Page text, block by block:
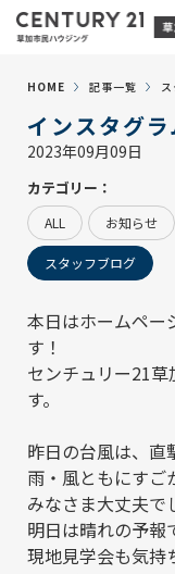
HOME 記事一覧
インスタグ
2023年09月09日
カテゴリー：
ALL お知らせ
スタッフブログ
本日はホームペー
す！
センチュリー21
す。
昨日の台風は、直
雨・風ともにすご
みなさま大丈夫で
明日は晴れの予報
現地見学会も気持